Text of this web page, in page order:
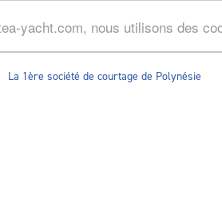
yacht.com, nous utilisons des
La 1ère société de courtage de Polynésie